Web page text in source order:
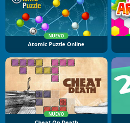
NUEVO
Atomic Puzzle Online
NUEVO